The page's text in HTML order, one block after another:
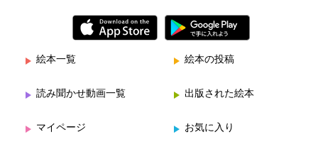
絵本一覧 絵本の投稿
読み聞かせ動画一覧 出版された絵本
マイページ お気に入り